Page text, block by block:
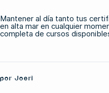
Mantener al día tanto tus
en alta mar en cualquier
completa de cursos
por Joeri